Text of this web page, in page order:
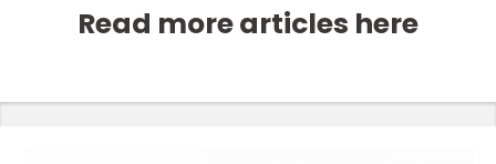
Read more articles here